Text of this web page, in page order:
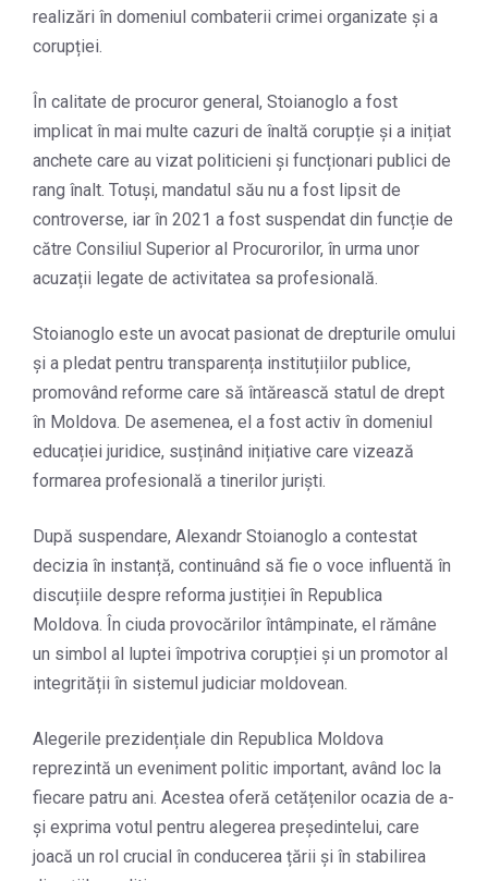
realizări în domeniul combaterii crimei organizate și a
corupției.
În calitate de procuror general, Stoianoglo a fost
implicat în mai multe cazuri de înaltă corupție și a inițiat
anchete care au vizat politicieni și funcționari publici de
rang înalt. Totuși, mandatul său nu a fost lipsit de
controverse, iar în 2021 a fost suspendat din funcție de
către Consiliul Superior al Procurorilor, în urma unor
acuzații legate de activitatea sa profesională.
Stoianoglo este un avocat pasionat de drepturile omului
și a pledat pentru transparența instituțiilor publice,
promovând reforme care să întărească statul de drept
în Moldova. De asemenea, el a fost activ în domeniul
educației juridice, susținând inițiative care vizează
formarea profesională a tinerilor juriști.
După suspendare, Alexandr Stoianoglo a contestat
decizia în instanță, continuând să fie o voce influentă în
discuțiile despre reforma justiției în Republica
Moldova. În ciuda provocărilor întâmpinate, el rămâne
un simbol al luptei împotriva corupției și un promotor al
integrității în sistemul judiciar moldovean.
Alegerile prezidențiale din Republica Moldova
reprezintă un eveniment politic important, având loc la
fiecare patru ani. Acestea oferă cetățenilor ocazia de a-
și exprima votul pentru alegerea președintelui, care
joacă un rol crucial în conducerea țării și în stabilirea